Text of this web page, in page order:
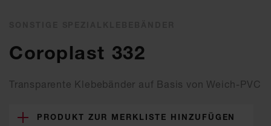
Coroplast 332
Transparente Klebebänder auf Basis von Weich-PVC
PRODUKT ZUR MERKLISTE HINZUFÜGEN